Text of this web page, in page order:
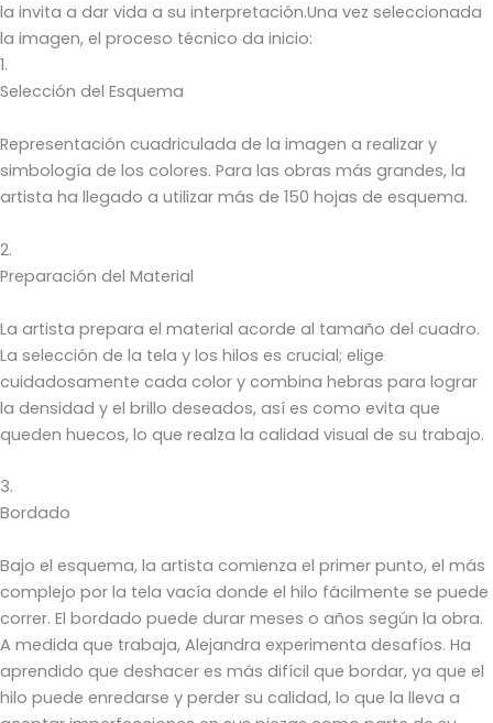
la invita a dar vida a su interpretación.Una vez seleccionada
la imagen, el proceso técnico da inicio:
1.
Selección del Esquema
Representación cuadriculada de la imagen a realizar y
simbología de los colores. Para las obras más grandes, la
artista ha llegado a utilizar más de 150 hojas de esquema.
2.
Preparación del Material
La artista prepara el material acorde al tamaño del cuadro.
La selección de la tela y los hilos es crucial; elige
cuidadosamente cada color y combina hebras para lograr
la densidad y el brillo deseados, así es como evita que
queden huecos, lo que realza la calidad visual de su trabajo.
3.
Bordado
Bajo el esquema, la artista comienza el primer punto, el más
complejo por la tela vacía donde el hilo fácilmente se puede
correr. El bordado puede durar meses o años según la obra.
A medida que trabaja, Alejandra experimenta desafíos. Ha
aprendido que deshacer es más difícil que bordar, ya que el
hilo puede enredarse y perder su calidad, lo que la lleva a